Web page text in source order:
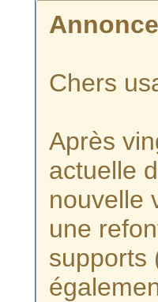
Annonce
Chers
Après
actuelle
nouvelle
une
supports